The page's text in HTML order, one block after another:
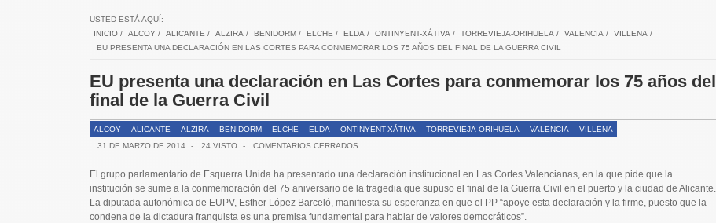
USTED ESTÁ AQUÍ:
INICIO/ ALCOY/ ALICANTE / ALZIRA / BENIDORM/ ELCHE / ELDA / ONTINYENT-XÁTIVA / TORREVIEJA-ORIHUELA / VALENCIA / VILLENA /
EU PRESENTA UNA DECLARACIÓN EN LAS CORTES PARA CONMEMORAR LOS 75 AÑOS DEL FINAL DE LA GUERRA CIVIL
EU presenta una declaración en Las Cortes para conmemorar los 75 años del
final de la Guerra Civil
ALCOY ALICANTE ALZIRA BENIDORM ELCHE ELDA ONTINYENT-XÁTIVA TORREVIEJA-ORIHUELA VALENCIA
VILLENA
31 DE MARZO DE 2014
- 24 VISTO - COMENTARIOS CERRADOS
El grupo parlamentario de Esquerra Unida ha presentado una declaración institucional en Las Cortes Valencianas, en la que pide que la
institución se sume a la conmemoración del 75 aniversario de la tragedia que supuso el final de la Guerra Civil en el puerto y la ciudad de Alicante.
La diputada autonómica de EUPV, Esther López Barceló, manifiesta su esperanza en que el PP “apoye esta declaración y la firme, puesto que la
condena de la dictadura franquista es una premisa fundamental para hablar de valores democráticos”.